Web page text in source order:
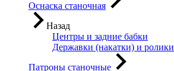
Оснаска станочная
Назад
Центры и задние бабки
Державки (накатки) и ролики
Патроны станочные